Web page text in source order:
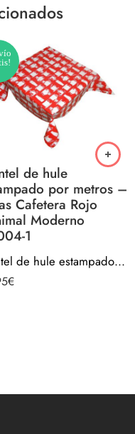
de hule
por metros –
Cafetera Rojo
Moderno
1
Mantel de hule estampado por metros – Tazas Cafetera Rojo Mínimal Moderno 44004-1
€